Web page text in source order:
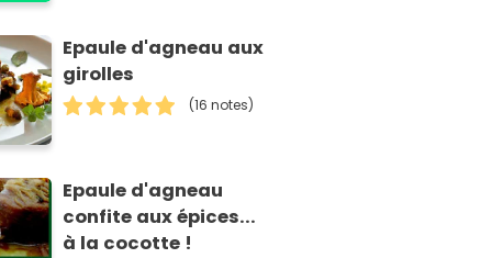
Epaule d'agneau aux
girolles
(16 notes)
Epaule d'agneau
confite aux épices...
à la cocotte !